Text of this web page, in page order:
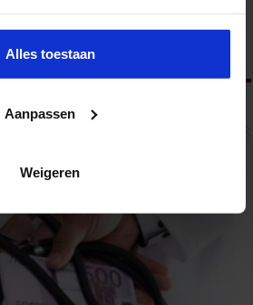
Alles toestaan
Aanpassen
Weigeren